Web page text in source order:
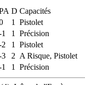
D Capacités
1
Pistolet
1
Précision
1
Pistolet
3 2 A Risque, Pistolet
1 Précision